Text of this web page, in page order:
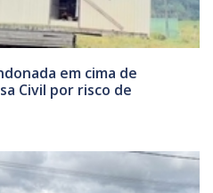
em cima de
Civil por risco de